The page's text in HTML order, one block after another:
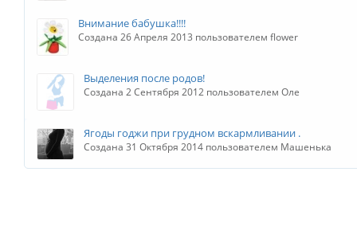
Внимание бабушка!!!!
Создана 26 Апреля 2013 пользователем flower
Выделения после родов!
Создана 2 Сентября 2012 пользователем Оле
Ягоды годжи при грудном вскармливании .
Создана 31 Октября 2014 пользователем Машенька